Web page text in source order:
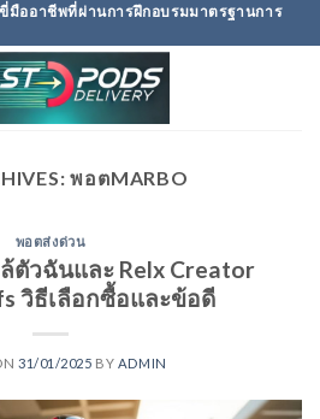
ออาชีพที่ผ่านการฝึกอบรมมาตรฐานการ
พอตMARBO
พอตส่งด่วน
ตัวฉันและ Relx Creator
วิธีเลือกซื้อและข้อดี
31/01/2025 BY ADMIN